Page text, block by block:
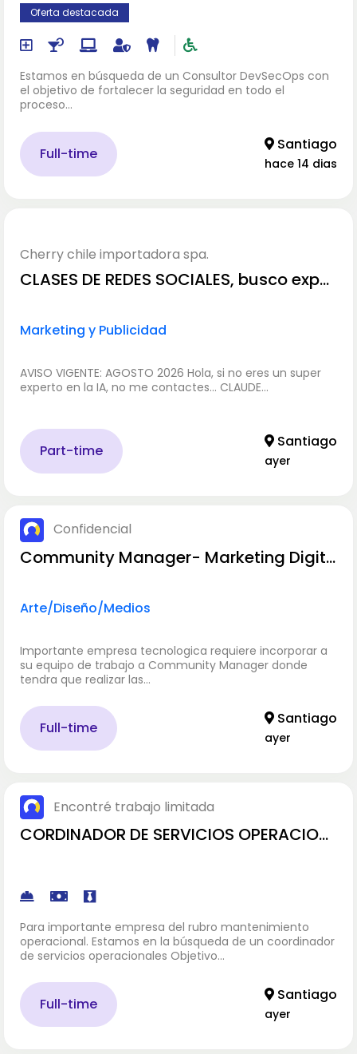
Oferta destacada
Estamos en búsqueda de un Consultor DevSecOps con
el objetivo de fortalecer la seguridad en todo el
proceso…
Full-time
Santiago
hace 14 dias
Cherry chile importadora spa.
CLASES DE REDES SOCIALES, busco exper
Marketing y Publicidad
AVISO VIGENTE: AGOSTO 2026 Hola, si no eres un super
experto en la IA, no me contactes... CLAUDE…
Part-time
Santiago
ayer
Confidencial
Community Manager- Marketing Digit
Arte/Diseño/Medios
Importante empresa tecnologica requiere incorporar a
su equipo de trabajo a Community Manager donde
tendra que realizar las…
Full-time
Santiago
ayer
Encontré trabajo limitada
CORDINADOR DE SERVICIOS OPERACION
Para importante empresa del rubro mantenimiento
operacional. Estamos en la búsqueda de un coordinador
de servicios operacionales Objetivo…
Full-time
Santiago
ayer